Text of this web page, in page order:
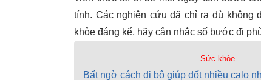
tính. Các nghiên cứu đã chỉ ra dù
khỏe đáng kể, hãy cân nhắc số bước đi
Sức khỏe
Bất ngờ cách đi bộ giúp đốt nhiều calo